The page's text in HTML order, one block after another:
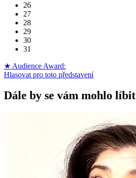
26
27
28
29
30
31
★ Audience Award:
Hlasovat pro toto představení
Dále by se vám mohlo líbit